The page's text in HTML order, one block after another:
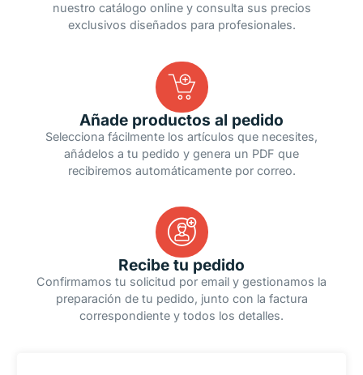
nuestro catálogo online y consulta sus precios
exclusivos diseñados para profesionales.
Añade productos al pedido
Selecciona fácilmente los artículos que necesites,
añádelos a tu pedido y genera un PDF que
recibiremos automáticamente por correo.
Recibe tu pedido
Confirmamos tu solicitud por email y gestionamos la
preparación de tu pedido, junto con la factura
correspondiente y todos los detalles.